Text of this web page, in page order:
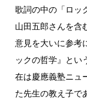
歌詞の中の「ロッ
山田五郎さんを含
意見を大いに参考
ックの哲学』とい
在は慶應義塾ニュ
た先生の教え子で